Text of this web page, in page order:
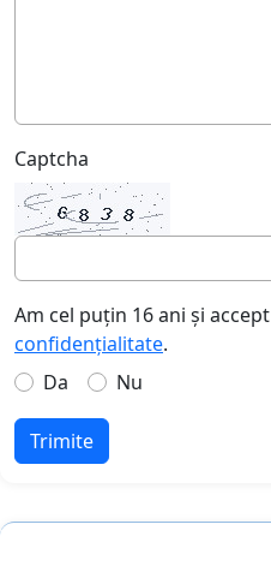
Captcha
Am cel puțin 16 ani și accept
confidențialitate.
Da
Nu
Trimite